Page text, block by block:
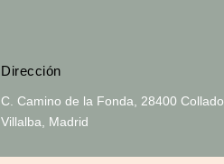
Dirección
C. Camino de la Fonda, 28400 Collado
Villalba, Madrid